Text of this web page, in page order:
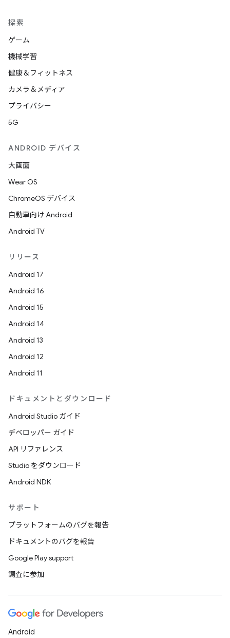
探索
ゲーム
機械学習
健康＆フィットネス
カメラ＆メディア
プライバシー
5G
ANDROID デバイス
大画面
Wear OS
ChromeOS デバイス
自動車向け Android
Android TV
リリース
Android 17
Android 16
Android 15
Android 14
Android 13
Android 12
Android 11
ドキュメントとダウンロード
Android Studio ガイド
デベロッパー ガイド
API リファレンス
Studio をダウンロード
Android NDK
サポート
プラットフォームのバグを報告
ドキュメントのバグを報告
Google Play support
調査に参加
Android